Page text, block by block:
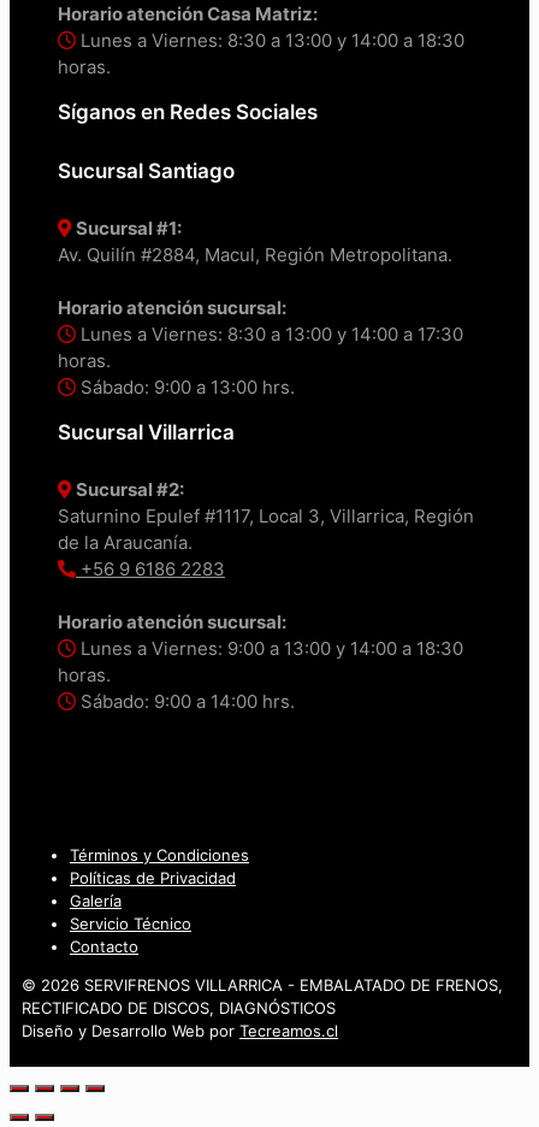
Horario atención Casa Matriz:
Lunes a Viernes: 8:30 a 13:00 y 14:00 a 18:30
horas.
Síganos en Redes Sociales
Sucursal Santiago
Sucursal #1:
Av. Quilín #2884, Macul, Región Metropolitana.
Horario atención sucursal:
Lunes a Viernes: 8:30 a 13:00 y 14:00 a 17:30
horas.
Sábado: 9:00 a 13:00 hrs.
Sucursal Villarrica
Sucursal #2:
Saturnino Epulef #1117, Local 3, Villarrica, Región
de la Araucanía.
+56 9 6186 2283
Horario atención sucursal:
Lunes a Viernes: 9:00 a 13:00 y 14:00 a 18:30
horas.
Sábado: 9:00 a 14:00 hrs.
Términos y Condiciones
Políticas de Privacidad
Galería
Servicio Técnico
Contacto
© 2026 SERVIFRENOS VILLARRICA - EMBALATADO DE FRENOS,
RECTIFICADO DE DISCOS, DIAGNÓSTICOS
Diseño y Desarrollo Web por Tecreamos.cl